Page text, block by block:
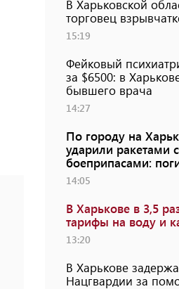
В Харьковской
торговец
15:19
Фейковый
за $6500: в
бывшего врача
14:27
По городу на
ударили ракетами
боеприпасами:
14:05
В Харькове в 3,5
тарифы на воду и
13:20
В Харькове
Нацгвардии за